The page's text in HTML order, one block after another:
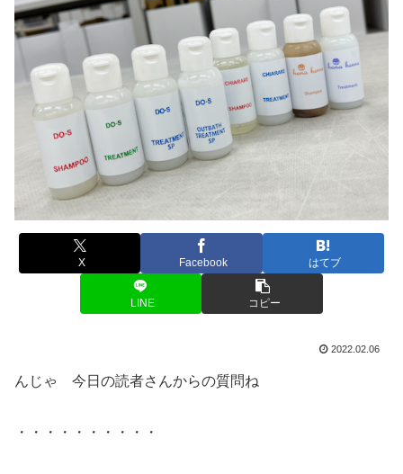
X Facebook はてブ
LINE コピー
2022.02.06
んじゃ 今日の読者さんからの質問ね
・・・・・・・・・・